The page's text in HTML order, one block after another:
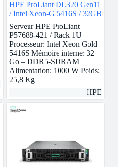
HPE ProLiant DL320 Gen11
/ Intel Xeon-G 5416S / 32GB
Serveur HPE ProLiant
P57688-421 / Rack 1U
Processeur: Intel Xeon Gold
5416S Mémoire interne: 32
Go – DDR5-SDRAM
Alimentation: 1000 W Poids:
25,8 Kg
HPE